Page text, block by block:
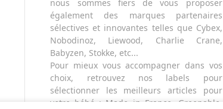
nous sommes fiers de vous proposer
également des marques partenaires
sélectives et innovantes telles que Cybex,
Nobodinoz, Liewood, Charlie Crane,
Babyzen, Stokke, etc...
Pour mieux vous accompagner dans vos
choix, retrouvez nos labels pour
sélectionner les meilleurs articles pour
votre bébé : Made in France, Greenable,